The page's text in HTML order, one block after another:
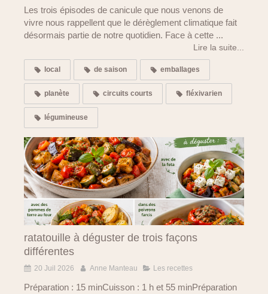
Les trois épisodes de canicule que nous venons de
vivre nous rappellent que le dérèglement climatique fait
désormais partie de notre quotidien. Face à cette ...
Lire la suite...
local de saison emballages
planète circuits courts fléxivarien
légumineuse
ratatouille à déguster de trois façons
différentes
20 Juil 2026 Anne Manteau Les recettes
Préparation : 15 minCuisson : 1 h et 55 minPréparation